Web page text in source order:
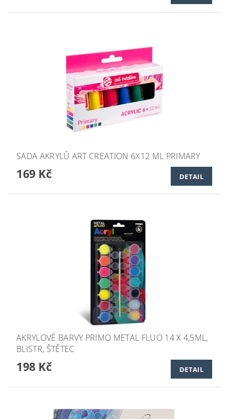
SADA AKRYLŮ ART CREATION 6X12 ML PRIMARY
169 Kč DETAIL
AKRYLOVÉ BARVY PRIMO METAL FLUO 14 X 4,5ML,
BLISTR, ŠTĚTEC
198 Kč DETAIL